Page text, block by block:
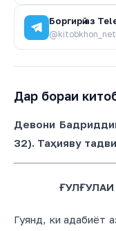
Боргирӣ аз
Дар бораи
Девони
32). Таҳияву
Гуянд, ки адабиёт